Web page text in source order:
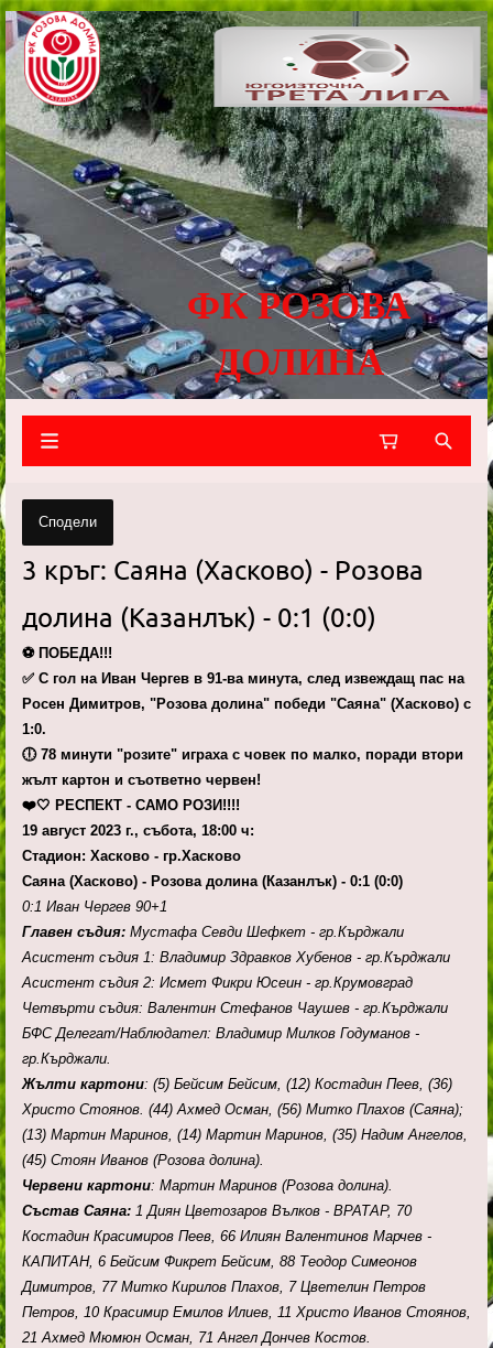
ФК РОЗОВА
ДОЛИНА
Сподели
3 кръг: Саяна (Хасково) - Розова
долина (Казанлък) - 0:1 (0:0)
⚽️ ПОБЕДА!!!
✅️ С гол на Иван Чергев в 91-ва минута, след извеждащ пас на
Росен Димитров, "Розова долина" победи "Саяна" (Хасково) с
1:0.
🕕 78 минути "розите" играха с човек по малко, поради втори
жълт картон и съответно червен!
❤️🤍 РЕСПЕКТ - САМО РОЗИ!!!!
19 август 2023 г., събота, 18:00 ч:
Стадион: Хасково - гр.Хасково
Саяна (Хасково) - Розова долина (Казанлък) - 0:1 (0:0)
0:1 Иван Чергев 90+1
Главен съдия: Мустафа Севди Шефкет - гр.Кърджали
Асистент съдия 1: Владимир Здравков Хубенов - гр.Кърджали
Асистент съдия 2: Исмет Фикри Юсеин - гр.Крумовград
Четвърти съдия: Валентин Стефанов Чаушев - гр.Кърджали
БФС Делегат/Наблюдател: Владимир Милков Годуманов -
гр.Кърджали.
Жълти картони: (5) Бейсим Бейсим, (12) Костадин Пеев, (36)
Христо Стоянов. (44) Ахмед Осман, (56) Митко Плахов (Саяна);
(13) Мартин Маринов, (14) Мартин Маринов, (35) Надим Ангелов,
(45) Стоян Иванов (Розова долина).
Червени картони: Мартин Маринов (Розова долина).
Състав Саяна: 1 Диян Цветозаров Вълков - ВРАТАР, 70
Костадин Красимиров Пеев, 66 Илиян Валентинов Марчев -
КАПИТАН, 6 Бейсим Фикрет Бейсим, 88 Теодор Симеонов
Димитров, 77 Митко Кирилов Плахов, 7 Цветелин Петров
Петров, 10 Красимир Емилов Илиев, 11 Христо Иванов Стоянов,
21 Ахмед Мюмюн Осман, 71 Ангел Дончев Костов.